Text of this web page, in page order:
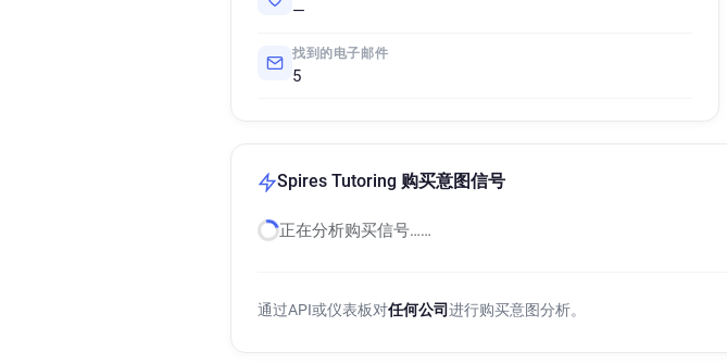
—
找到的电子邮件
5
Spires Tutoring 购买意图信号
正在分析购买信号……
通过API或仪表板对任何公司进行购买意图分析。